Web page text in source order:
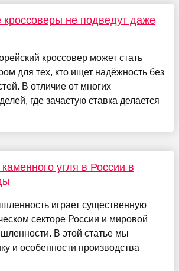
не подведут даже
кроссовер может стать
для тех, кто ищет надёжность без
В отличие от многих
где зачастую ставка делается
угля в России в
играет существенную
секторе России и мировой
В этой статье мы
и особенности производства